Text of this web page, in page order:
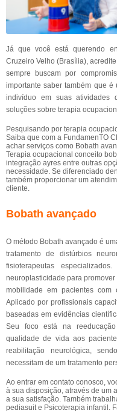
Já que você está querendo
Cruzeiro Velho (Brasília),
sempre buscam por
importante saber também que
indivíduo em suas atividades
soluções sobre terapia
Pesquisando por terapia
Saiba que com a FundamenTO
achar serviços como Bobath
Terapia ocupacional conceito
integração ayres entre outras
necessidade. Se diferenciado
também proporcionar um
cliente.
Bobath avançado
O método Bobath avançado é
tratamento de distúrbios
fisioterapeutas
neuroplasticidade para
mobilidade em pacientes com
Aplicado por profissionais
baseadas em evidências
Seu foco está na
qualidade de vida aos
reabilitação neurológica,
necessitam de um tratamento
Ao entrar em contato conosco,
à sua disposição, através de um
a sua satisfação. Também
pediasuit e Psicoterapia infantil.